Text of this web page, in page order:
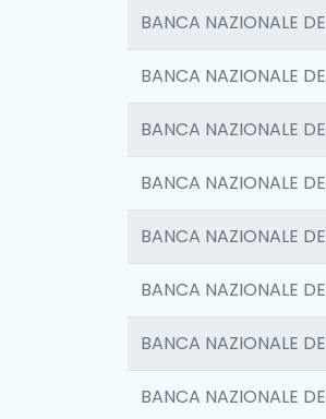
BANCA NAZIONALE
BANCA NAZIONALE
BANCA NAZIONALE
BANCA NAZIONALE
BANCA NAZIONALE
BANCA NAZIONALE
BANCA NAZIONALE
BANCA NAZIONALE